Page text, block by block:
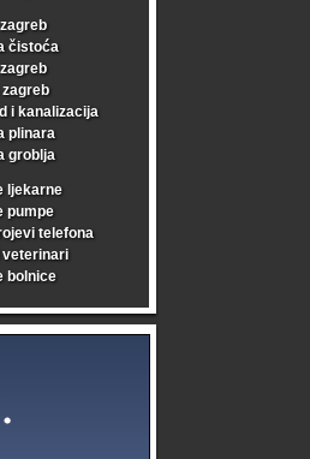
čistoća
i kanalizacija
plinara
groblja
ljekarne
pumpe
telefona
veterinari
bolnice